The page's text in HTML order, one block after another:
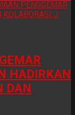
HADIRKAN
DAN